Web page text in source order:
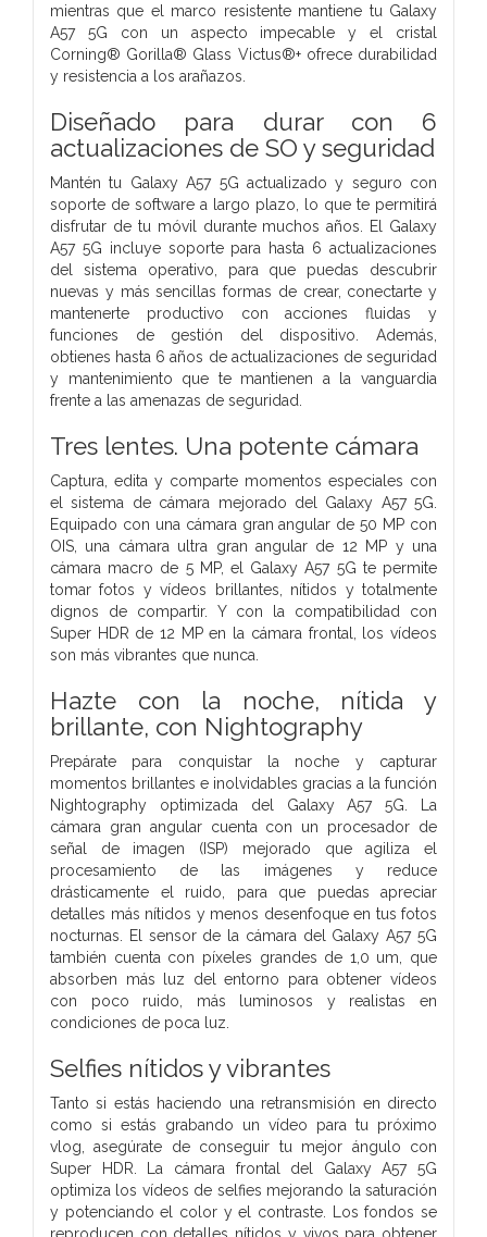
mientras que el marco resistente mantiene tu Galaxy
A57 5G con un aspecto impecable y el cristal
Corning® Gorilla® Glass Victus®+ ofrece durabilidad
y resistencia a los arañazos.
Diseñado para durar con 6
actualizaciones de SO y seguridad
Mantén tu Galaxy A57 5G actualizado y seguro con
soporte de software a largo plazo, lo que te permitirá
disfrutar de tu móvil durante muchos años. El Galaxy
A57 5G incluye soporte para hasta 6 actualizaciones
del sistema operativo, para que puedas descubrir
nuevas y más sencillas formas de crear, conectarte y
mantenerte productivo con acciones fluidas y
funciones de gestión del dispositivo. Además,
obtienes hasta 6 años de actualizaciones de seguridad
y mantenimiento que te mantienen a la vanguardia
frente a las amenazas de seguridad.
Tres lentes. Una potente cámara
Captura, edita y comparte momentos especiales con
el sistema de cámara mejorado del Galaxy A57 5G.
Equipado con una cámara gran angular de 50 MP con
OIS, una cámara ultra gran angular de 12 MP y una
cámara macro de 5 MP, el Galaxy A57 5G te permite
tomar fotos y vídeos brillantes, nítidos y totalmente
dignos de compartir. Y con la compatibilidad con
Super HDR de 12 MP en la cámara frontal, los vídeos
son más vibrantes que nunca.
Hazte con la noche, nítida y
brillante, con Nightography
Prepárate para conquistar la noche y capturar
momentos brillantes e inolvidables gracias a la función
Nightography optimizada del Galaxy A57 5G. La
cámara gran angular cuenta con un procesador de
señal de imagen (ISP) mejorado que agiliza el
procesamiento de las imágenes y reduce
drásticamente el ruido, para que puedas apreciar
detalles más nítidos y menos desenfoque en tus fotos
nocturnas. El sensor de la cámara del Galaxy A57 5G
también cuenta con píxeles grandes de 1,0 um, que
absorben más luz del entorno para obtener vídeos
con poco ruido, más luminosos y realistas en
condiciones de poca luz.
Selfies nítidos y vibrantes
Tanto si estás haciendo una retransmisión en directo
como si estás grabando un vídeo para tu próximo
vlog, asegúrate de conseguir tu mejor ángulo con
Super HDR. La cámara frontal del Galaxy A57 5G
optimiza los vídeos de selfies mejorando la saturación
y potenciando el color y el contraste. Los fondos se
reproducen con detalles nítidos y vivos para obtener